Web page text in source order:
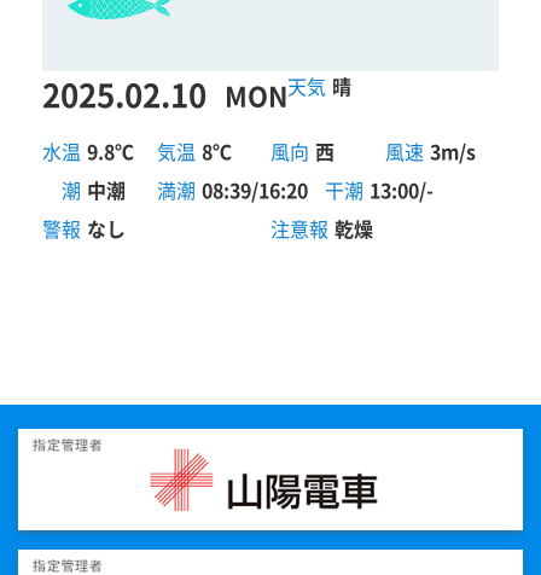
2025.02.10 MON 晴
水温 9.8℃ 気温 8℃ 風向 西 風速 3m/s
潮 中潮 満潮 08:39/16:20 干潮 13:00/-
警報 なし 注意報 乾燥